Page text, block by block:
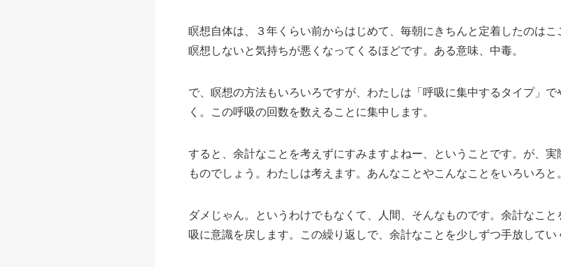
瞑想自体は、３年くらい前からはじめて、毎朝にきちんと定着したのはこ
瞑想しないと気持ちが悪くなってくるほどです。ある意味、中毒。
で、瞑想の方法もいろいろですが、わたしは「呼吸に集中するタイプ」
く。この呼吸の回数を数えることに集中します。
すると、余計なことを考えずにすみますよねー、ということです。が、
ものでしょう。わたしは考えます。あんなことやこんなことをいろいろと。
ダメじゃん。というわけでもなくて、人間、そんなものです。余計なこ
吸に意識を戻します。この繰り返しで、余計なことを少しずつ手放してい